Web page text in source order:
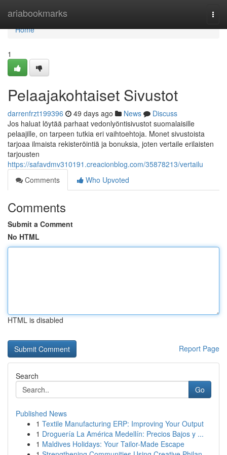
ariabookmarks
Home
Home
1
Pelaajakohtaiset Sivustot
darrenfrzt199396 49 days ago News
Discuss
Jos haluat löytää parhaat vedonlyöntisivustot suomalaisille
pelaajille, on tarpeen tutkia eri vaihtoehtoja. Monet sivustoista
tarjoaa ilmaista rekisteröintiä ja bonuksia, joten vertaile erilaisten
tarjousten
https://safavdmv310191.creacionblog.com/35878213/vertailu
Comments
Who Upvoted
Comments
Submit a Comment
No HTML
HTML is disabled
Report Page
Search
Go
Published News
1 Textile Manufacturing ERP: Improving Your Output
1 Droguería La América Medellín: Precios Bajos y ...
1 Maldives Holidays: Your Tailor-Made Escape